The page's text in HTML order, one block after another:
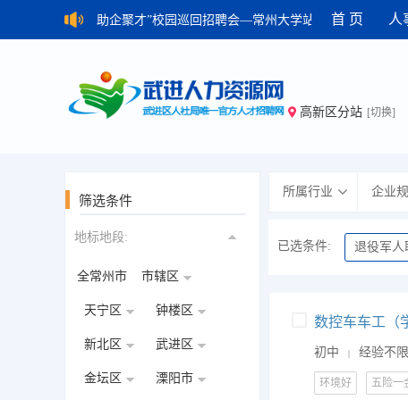
武进“百校百企，助企聚才”校园巡回招聘会—常州大学站 · 2021年11月03
首 页 人
高新区分站 [切换]
筛选条件
地标地段:
全常州市 市辖区
天宁区 钟楼区
新北区 武进区
金坛区 溧阳市
所属行业 企业
已选条件: 退役军人
初中 | 经验不限
环境好 五险一